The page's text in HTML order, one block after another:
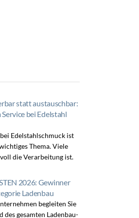
statt austauschbar:
bei Edelstahl
Edelstahlschmuck ist
Thema. Viele
die Verarbeitung ist.
2026: Gewinner
Ladenbau
begleiten Sie
des gesamten Ladenbau-